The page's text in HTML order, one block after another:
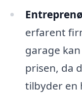
erfarent
garage
prisen, da
tilbyder en